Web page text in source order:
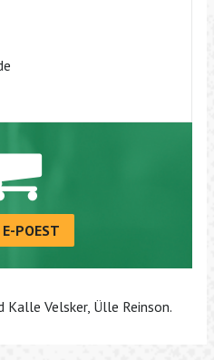
POEST
Velsker, Ülle Reinson.